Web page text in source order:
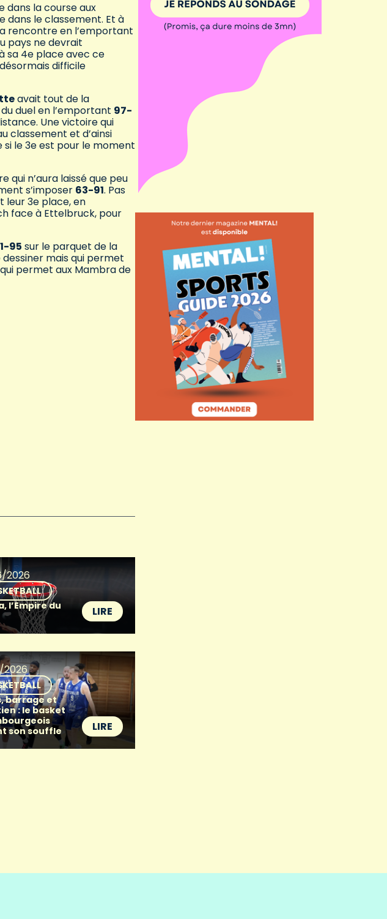
la course aux
dans le classement. Et à
rencontre en l’emportant
pays ne devrait
sa 4e place avec ce
difficile
avait tout de la
duel en l’emportant 97-
Une victoire qui
classement et d’ainsi
le 3e est pour le moment
n’aura laissé que peu
s’imposer 63-91. Pas
leur 3e place, en
face à Ettelbruck, pour
95 sur le parquet de la
mais qui permet
permet aux Mambra de
2026
l’Empire du
LIRE
2026
barrage et
: le basket
son souffle
LIRE